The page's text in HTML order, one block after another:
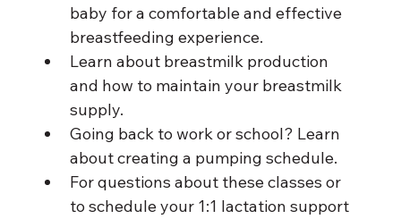
baby for a comfortable and effective
breastfeeding experience.
Learn about breastmilk production
and how to maintain your breastmilk
supply.
Going back to work or school? Learn
about creating a pumping schedule.
For questions about these classes or
to schedule your 1:1 lactation support